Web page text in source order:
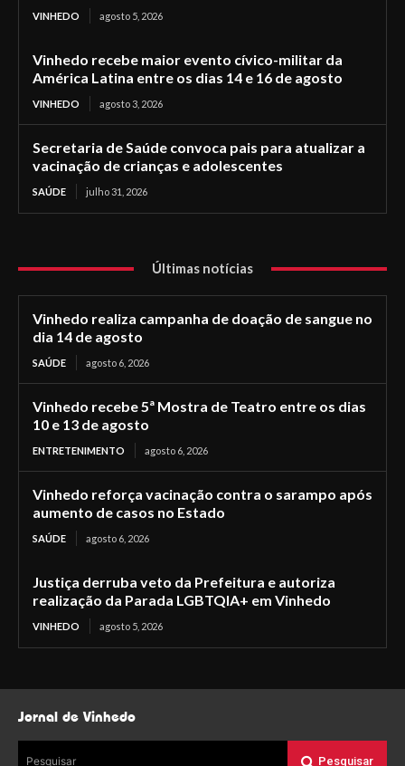
VINHEDO agosto 5, 2026
Vinhedo recebe maior evento cívico-militar da
América Latina entre os dias 14 e 16 de agosto
VINHEDO agosto 3, 2026
Secretaria de Saúde convoca pais para atualizar a
vacinação de crianças e adolescentes
SAÚDE julho 31, 2026
Últimas notícias
Vinhedo realiza campanha de doação de sangue no
dia 14 de agosto
SAÚDE agosto 6, 2026
Vinhedo recebe 5ª Mostra de Teatro entre os dias
10 e 13 de agosto
ENTRETENIMENTO agosto 6, 2026
Vinhedo reforça vacinação contra o sarampo após
aumento de casos no Estado
SAÚDE agosto 6, 2026
Justiça derruba veto da Prefeitura e autoriza
realização da Parada LGBTQIA+ em Vinhedo
VINHEDO agosto 5, 2026
Jornal de Vinhedo
Pesquisar Pesquisar